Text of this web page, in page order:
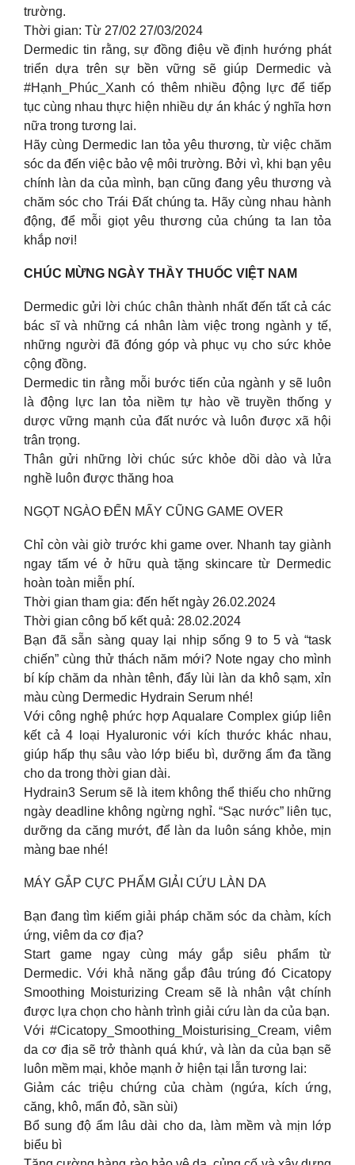
trường.
Thời gian: Từ 27/02 27/03/2024
Dermedic tin rằng, sự đồng điệu về định hướng phát
triển dựa trên sự bền vững sẽ giúp Dermedic và
#Hạnh_Phúc_Xanh có thêm nhiều động lực để tiếp
tục cùng nhau thực hiện nhiều dự án khác ý nghĩa hơn
nữa trong tương lai.
Hãy cùng Dermedic lan tỏa yêu thương, từ việc chăm
sóc da đến việc bảo vệ môi trường. Bởi vì, khi bạn yêu
chính làn da của mình, bạn cũng đang yêu thương và
chăm sóc cho Trái Đất chúng ta. Hãy cùng nhau hành
động, để mỗi giọt yêu thương của chúng ta lan tỏa
khắp nơi!
CHÚC MỪNG NGÀY THẦY THUỐC VIỆT NAM
Dermedic gửi lời chúc chân thành nhất đến tất cả các
bác sĩ và những cá nhân làm việc trong ngành y tế,
những người đã đóng góp và phục vụ cho sức khỏe
cộng đồng.
Dermedic tin rằng mỗi bước tiến của ngành y sẽ luôn
là động lực lan tỏa niềm tự hào về truyền thống y
dược vững mạnh của đất nước và luôn được xã hội
trân trọng.
Thân gửi những lời chúc sức khỏe dồi dào và lửa
nghề luôn được thăng hoa
NGỌT NGÀO ĐẾN MẤY CŨNG GAME OVER
Chỉ còn vài giờ trước khi game over. Nhanh tay giành
ngay tấm vé ở hữu quà tặng skincare từ Dermedic
hoàn toàn miễn phí.
Thời gian tham gia: đến hết ngày 26.02.2024
Thời gian công bố kết quả: 28.02.2024
Bạn đã sẵn sàng quay lại nhịp sống 9 to 5 và “task
chiến” cùng thử thách năm mới? Note ngay cho mình
bí kíp chăm da nhàn tênh, đẩy lùi làn da khô sạm, xỉn
màu cùng Dermedic Hydrain Serum nhé!
Với công nghệ phức hợp Aqualare Complex giúp liên
kết cả 4 loại Hyaluronic với kích thước khác nhau,
giúp hấp thụ sâu vào lớp biểu bì, dưỡng ẩm đa tầng
cho da trong thời gian dài.
Hydrain3 Serum sẽ là item không thể thiếu cho những
ngày deadline không ngừng nghỉ. “Sạc nước” liên tục,
dưỡng da căng mướt, để làn da luôn sáng khỏe, mịn
màng bae nhé!
MÁY GẮP CỰC PHẨM GIẢI CỨU LÀN DA
Bạn đang tìm kiếm giải pháp chăm sóc da chàm, kích
ứng, viêm da cơ địa?
Start game ngay cùng máy gắp siêu phẩm từ
Dermedic. Với khả năng gắp đâu trúng đó Cicatopy
Smoothing Moisturizing Cream sẽ là nhân vật chính
được lựa chọn cho hành trình giải cứu làn da của bạn.
Với #Cicatopy_Smoothing_Moisturising_Cream, viêm
da cơ địa sẽ trở thành quá khứ, và làn da của bạn sẽ
luôn mềm mại, khỏe mạnh ở hiện tại lẫn tương lai:
Giảm các triệu chứng của chàm (ngứa, kích ứng,
căng, khô, mẩn đỏ, sần sùi)
Bổ sung độ ẩm lâu dài cho da, làm mềm và mịn lớp
biểu bì